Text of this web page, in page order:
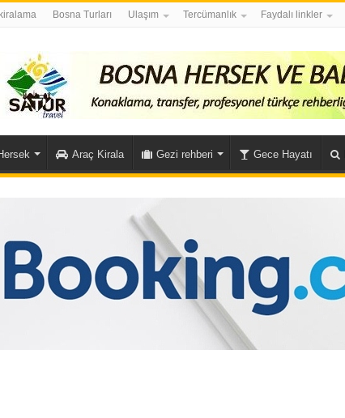
Bosna Turları Ulaşım Tercümanlık Faydalı linkler
Araç Kirala Gezi rehberi Gece Hayatı